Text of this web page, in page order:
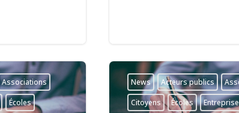
Associations
Écoles
News Acteurs publics
Citoyens
Écoles